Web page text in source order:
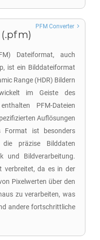
Dateiformat, auch
ist ein Bilddateiformat
Range (HDR) Bildern
im Geiste des
PFM-Dateien
Auflösungen
Format ist besonders
präzise Bilddaten
und Bildverarbeitung.
verbreitet, da es in der
Pixelwerten über den
zu verarbeiten, was
andere fortschrittliche
PFM Converter